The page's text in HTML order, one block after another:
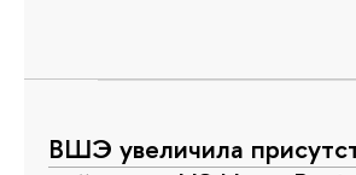
ВШЭ увеличила